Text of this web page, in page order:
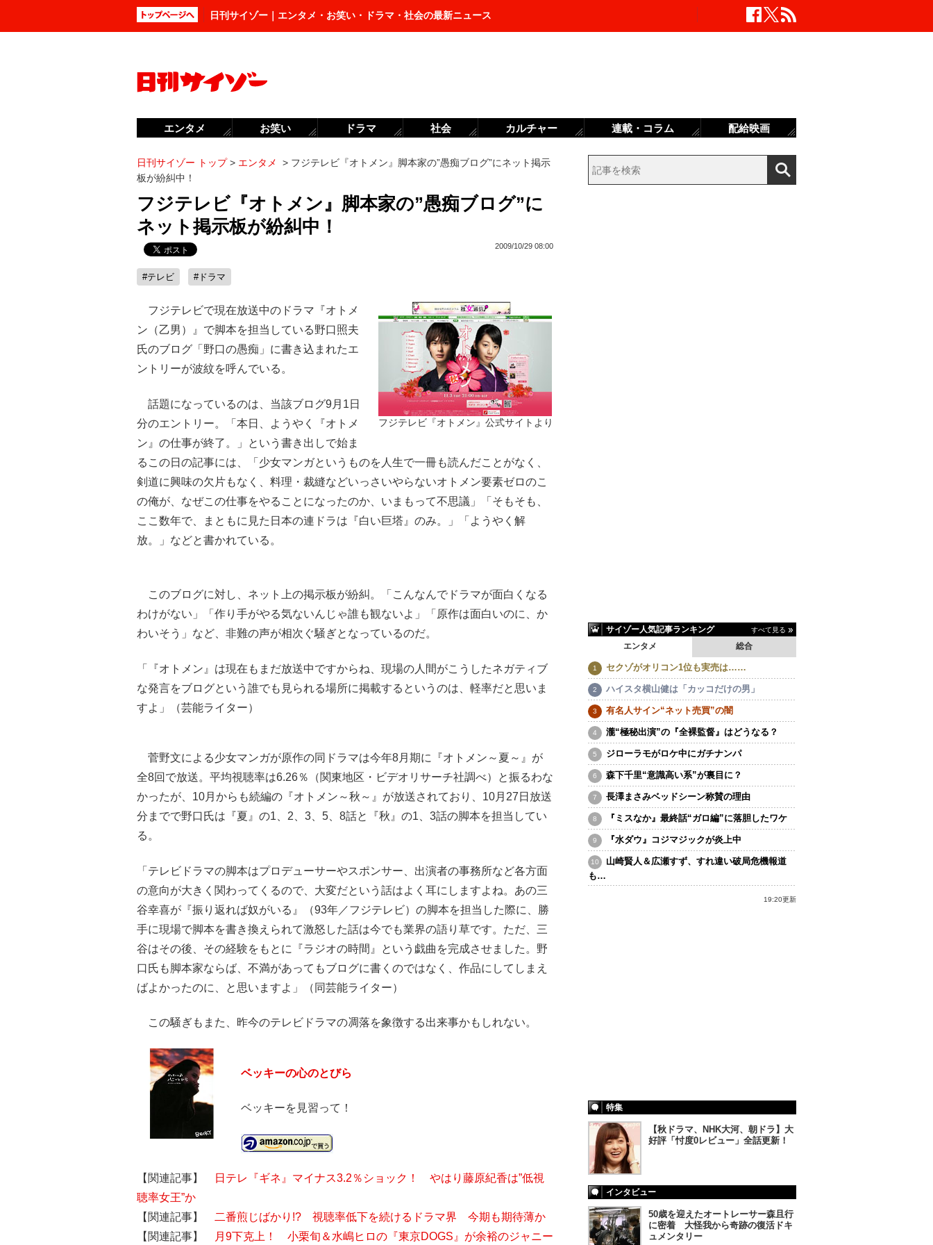
日刊サイゾー｜エンタメ・お笑い・ドラマ・社会の最新ニュース
日刊サイゾー トップ> エンタメ > フジテレビ『オトメン』脚本家の”愚痴ブログ”にネット掲示
板が紛糾中！
フジテレビ『オトメン』脚本家の”愚痴ブログ”に
ネット掲示板が紛糾中！
2009/10/29 08:00
#テレビ #ドラマ
フジテレビ『オトメン』公式サイトより
フジテレビで現在放送中のドラマ『オトメ
ン（乙男）』で脚本を担当している野口照夫
氏のブログ「野口の愚痴」に書き込まれたエ
ントリーが波紋を呼んでいる。
話題になっているのは、当該ブログ9月1日
分のエントリー。「本日、ようやく『オトメ
ン』の仕事が終了。」という書き出しで始ま
るこの日の記事には、「少女マンガというものを人生で一冊も読んだことがなく、
剣道に興味の欠片もなく、料理・裁縫などいっさいやらないオトメン要素ゼロのこ
の俺が、なぜこの仕事をやることになったのか、いまもって不思議」「そもそも、
ここ数年で、まともに見た日本の連ドラは『白い巨塔』のみ。」「ようやく解
放。」などと書かれている。
このブログに対し、ネット上の掲示板が紛糾。「こんなんでドラマが面白くなる
わけがない」「作り手がやる気ないんじゃ誰も観ないよ」「原作は面白いのに、か
わいそう」など、非難の声が相次ぐ騒ぎとなっているのだ。
「『オトメン』は現在もまだ放送中ですからね、現場の人間がこうしたネガティブ
な発言をブログという誰でも見られる場所に掲載するというのは、軽率だと思いま
すよ」（芸能ライター）
菅野文による少女マンガが原作の同ドラマは今年8月期に『オトメン～夏～』が
全8回で放送。平均視聴率は6.26％（関東地区・ビデオリサーチ社調べ）と振るわな
かったが、10月からも続編の『オトメン～秋～』が放送されており、10月27日放送
分までで野口氏は『夏』の1、2、3、5、8話と『秋』の1、3話の脚本を担当してい
る。
「テレビドラマの脚本はプロデューサーやスポンサー、出演者の事務所など各方面
の意向が大きく関わってくるので、大変だという話はよく耳にしますよね。あの三
谷幸喜が『振り返れば奴がいる』（93年／フジテレビ）の脚本を担当した際に、勝
手に現場で脚本を書き換えられて激怒した話は今でも業界の語り草です。ただ、三
谷はその後、その経験をもとに『ラジオの時間』という戯曲を完成させました。野
口氏も脚本家ならば、不満があってもブログに書くのではなく、作品にしてしまえ
ばよかったのに、と思いますよ」（同芸能ライター）
この騒ぎもまた、昨今のテレビドラマの凋落を象徴する出来事かもしれない。
ベッキーの心のとびら
ベッキーを見習って！
【関連記事】
日テレ『ギネ』マイナス3.2％ショック！ やはり藤原紀香は”低視
聴率女王”か
【関連記事】
二番煎じばかり!? 視聴率低下を続けるドラマ界 今期も期待薄か
【関連記事】
月9下克上！ 小栗旬＆水嶋ヒロの『東京DOGS』が余裕のジャニー
サイゾー人気記事ランキング すべて見る
エンタメ 総合
セクゾがオリコン1位も実売は……
ハイスタ横山健は「カッコだけの男」
有名人サイン“ネット売買”の闇
瀧“極秘出演”の『全裸監督』はどうなる？
ジローラモがロケ中にガチナンパ
森下千里“意識高い系”が裏目に？
長澤まさみベッドシーン称賛の理由
『ミスなか』最終話“ガロ編”に落胆したワケ
『水ダウ』コジマジックが炎上中
山崎賢人＆広瀬すず、すれ違い破局危機報道
も…
19:20更新
特集
【秋ドラマ、NHK大河、朝ドラ】大
好評「忖度0レビュー」全話更新！
インタビュー
50歳を迎えたオートレーサー森且行
に密着 大怪我から奇跡の復活ドキ
ュメンタリー
エンタメ お笑い ドラマ 社会 カルチャー 連載・コラム 配給映画